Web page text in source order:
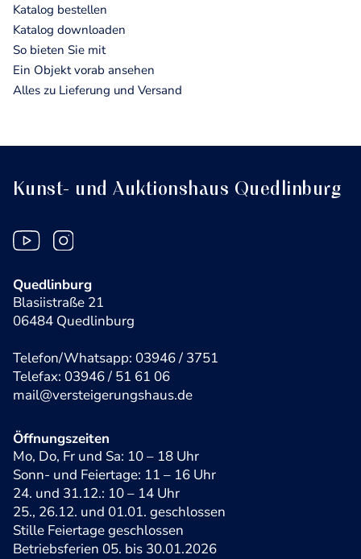
Katalog bestellen
Katalog downloaden
So bieten Sie mit
Ein Objekt vorab ansehen
Alles zu Lieferung und Versand
Kunst- und Auktionshaus Quedlinburg
Quedlinburg
Blasiistraße 21
06484 Quedlinburg
Telefon/Whatsapp: 03946 / 3751
Telefax: 03946 / 51 61 06
mail@versteigerungshaus.de
Öffnungszeiten
Mo, Do, Fr und Sa: 10 – 18 Uhr
Sonn- und Feiertage: 11 – 16 Uhr
24. und 31.12.: 10 – 14 Uhr
25., 26.12. und 01.01. geschlossen
Stille Feiertage geschlossen
Betriebsferien 05. bis 30.01.2026